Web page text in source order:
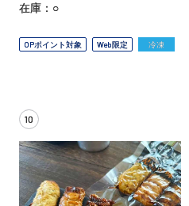
在庫：○
OPポイント対象 Web限定 冷凍
10